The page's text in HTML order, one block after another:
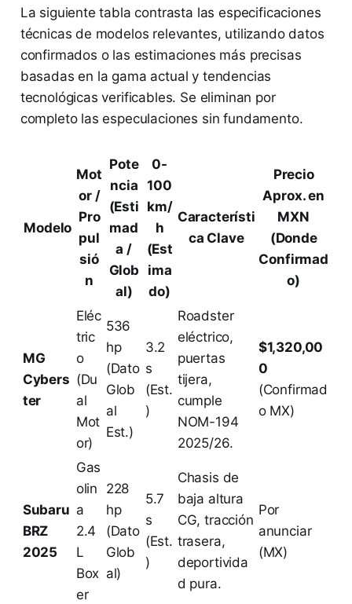
La siguiente tabla contrasta las especificaciones
técnicas de modelos relevantes, utilizando datos
confirmados o las estimaciones más precisas
basadas en la gama actual y tendencias
tecnológicas verificables. Se eliminan por
completo las especulaciones sin fundamento.
Modelo
Mot
or /
Pro
pul
sió
n
Pote
ncia
(Esti
mad
a /
Glob
al)
0-
100
km/
h
(Est
ima
do)
Característi
ca Clave
Precio
Aprox. en
MXN
(Donde
Confirmad
o)
MG
Cybers
ter
Eléc
tric
o
(Du
al
Mot
or)
536
hp
(Dato
Glob
al
Est.)
3.2
s
(Est.
)
Roadster
eléctrico,
puertas
tijera,
cumple
NOM-194
2025/26.
$1,320,00
0
(Confirmad
o MX)
Subaru
BRZ
2025
Gas
olin
a
2.4
L
Box
er
228
hp
(Dato
Glob
al)
5.7
s
(Est.
)
Chasis de
baja altura
CG, tracción
trasera,
deportivida
d pura.
Por
anunciar
(MX)